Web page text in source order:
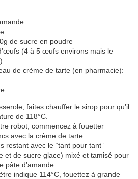
de sucre en poudre
(4 à 5 œufs environs mais le
de crème de tarte (en pharmacie):
faites chauffer le sirop pour qu’il
de 118°C.
robot, commencez à fouetter
avec la crème de tarte.
restant avec le “tant pour tant”
et de sucre glace) mixé et tamisé pour
pâte d’amande.
indique 114°C, fouettez à grande